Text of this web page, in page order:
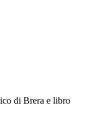
di Brera e libro